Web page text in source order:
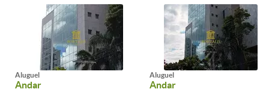
Aluguel
Andar
Aluguel
Andar